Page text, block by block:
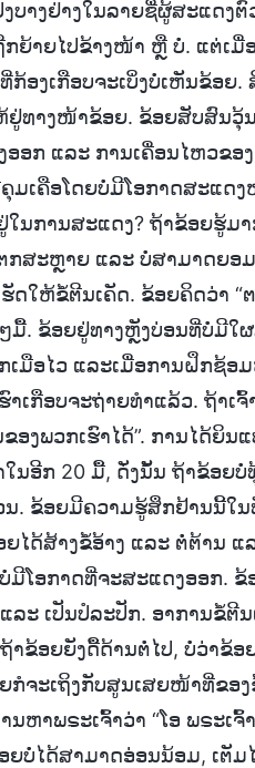
າງຢ່າງໃນລາຍຊື່ຜູ້ສະແດງ
ຍ້າຍໄປຂ້າງໜ້າ ຫຼື ບໍ່. ແຕ່ເ
ອງເກືອບຈະເບິ່ງບໍ່ເຫັນຂ້ອຍ.
ຢູ່ທາງໜ້າຂ້ອຍ. ຂ້ອຍສັບສົນວຸ້
ກ ແລະ ການເຄື່ອນໄຫວຂອ
ເຄືອໂດຍບໍ່ມີໂອກາດສະແດ
ນການສະແດງ? ຖ້າຂ້ອຍຮູ້ມ
ສະຫຼາຍ ແລະ ບໍ່ສາມາດຍອ
ດໃຫ້ຂໍ້ຕີນເຄັດ. ຂ້ອຍຄິດວ່າ
ມື້. ຂ້ອຍຢູ່ທາງຫຼັງບ່ອນທີ່ບໍ່ມີໃ
ເມືອໄວ ແລະເມື່ອການຝຶກຊ້
າເກືອບຈະຖ່າຍທຳແລ້ວ. ຖ້າເ
ອງພວກເຮົາໄດ້”. ການໄດ້ຍິ
ນອີກ 20 ມື້, ດັ່ງນັ້ນ ຖ້າຂ້ອຍ
. ຂ້ອຍມີຄວາມຮູ້ສຶກຢ້ານນີ້ໃ
ຍໄດ້ສ້າງຂໍ້ອ້າງ ແລະ ຕໍ່ຕ້ານ
ໂອກາດທີ່ຈະສະແດງອອກ.
ລະ ເປັນປໍລະປັກ. ອາການຂໍ້ຕີ
າຂ້ອຍຍັງດື້ດ້ານຕໍ່ໄປ, ບໍ່ວ່າຂ້
ຈະເຖິງກັບສູນເສຍໜ້າທີ່ຂອ
ຫາພຣະເຈົ້າວ່າ “ໂອ ພຣະເ
ຍບໍ່ໄດ້ສາມາດອ່ອນນ້ອມ, ເຕັ